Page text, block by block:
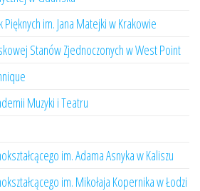
im. Jana Matejki w Krakowie
Stanów Zjednoczonych w West Point
Muzyki i Teatru
im. Adama Asnyka w Kaliszu
im. Mikołaja Kopernika w Łodzi